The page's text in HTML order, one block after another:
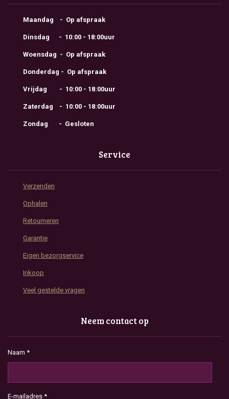
Maandag - Op afspraak
Dinsdag - 10:00 - 18:00uur
Woensdag - Op afspraak
Donderdag - Op afspraak
Vrijdag - 10:00 - 18:00uur
Zaterdag - 10:00 - 18:00uur
Zondag - Gesloten
Service
Verzenden
Ophalen
Retourneren
Garantie
Eigen bezorgservice
Inkoop
Veel gestelde vragen
Neem contact op
Naam *
E-mailadres *